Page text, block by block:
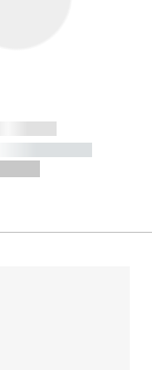
-----------